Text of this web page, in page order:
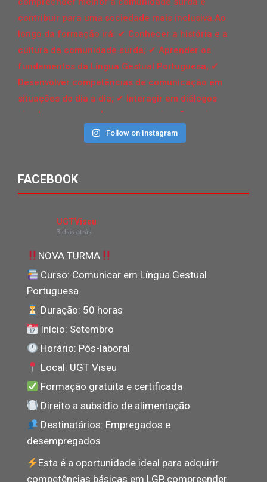
Follow on Instagram
FACEBOOK
UGTViseu
3 dias atrás
NOVA TURMA
Curso: Comunicar em Língua Gestual
Portuguesa
Duração: 50 horas
Início: Setembro
Horário: Pós-laboral
Local: UGT Viseu
Formação gratuita e certificada
Direito a subsídio de alimentação
Destinatários: Empregados e
desempregados
Esta é a oportunidade ideal para adquirir
competências básicas em LGP, compreender